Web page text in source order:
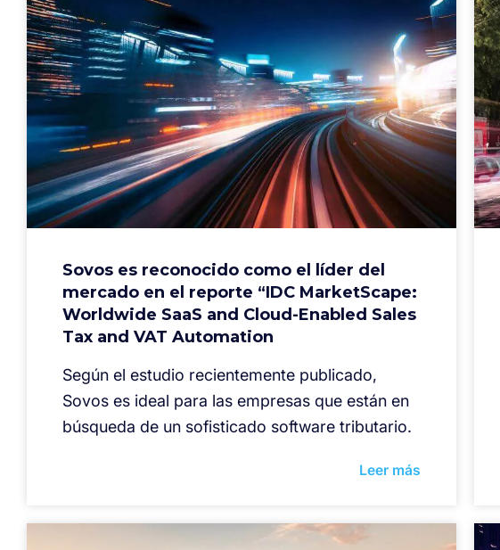
Sovos es reconocido como el líder del
mercado en el reporte “IDC MarketScape:
Worldwide SaaS and Cloud-Enabled Sales
Tax and VAT Automation
Según el estudio recientemente publicado,
Sovos es ideal para las empresas que están en
búsqueda de un sofisticado software tributario.
Leer más